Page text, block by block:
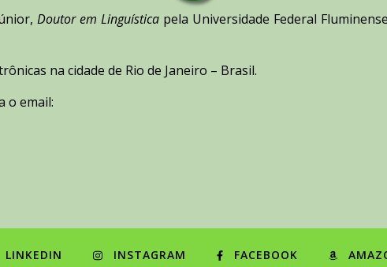
Doutor em Linguística pela Universidade Federal
na cidade de Rio de Janeiro – Brasil.
o email:
LINKEDIN INSTAGRAM FACEBOOK